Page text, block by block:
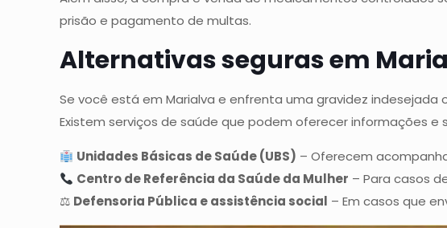
prisão e pagamento de multas.
Alternativas seguras em
Se você está em Marialva e enfrenta uma gravidez
Existem serviços de saúde que podem oferecer informações
Unidades Básicas de Saúde (UBS) – Oferecem
Centro de Referência da Saúde da Mulher – Para casos
⚖ Defensoria Pública e assistência social – Em casos que